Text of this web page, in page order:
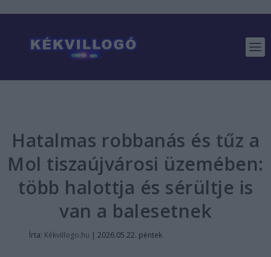
Hatalmas robbanás és tűz a
Mol tiszaújvárosi üzemében:
több halottja és sérültje is
van a balesetnek
Írta: Kékvillogo.hu | 2026.05.22. péntek